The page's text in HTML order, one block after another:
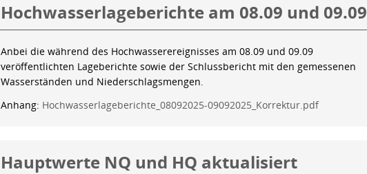
Hochwasserlageberichte am 08.09 und 09.09
Anbei die während des Hochwasserereignisses am 08.09 und 09.09
veröffentlichten Lageberichte sowie der Schlussbericht mit den gemessenen
Wasserständen und Niederschlagsmengen.
Anhang: Hochwasserlageberichte_08092025-09092025_Korrektur.pdf
Hauptwerte NQ und HQ aktualisiert